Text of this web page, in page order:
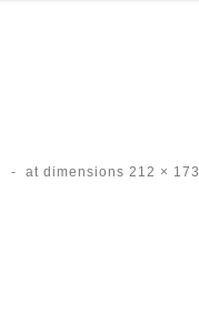
- at dimensions 212 × 173